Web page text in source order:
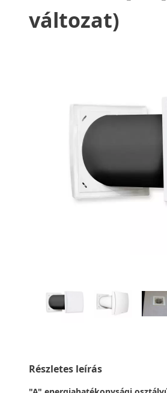
változat)
Részletes leírás